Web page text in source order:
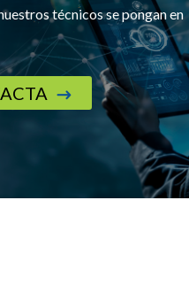
técnicos se pongan en
$